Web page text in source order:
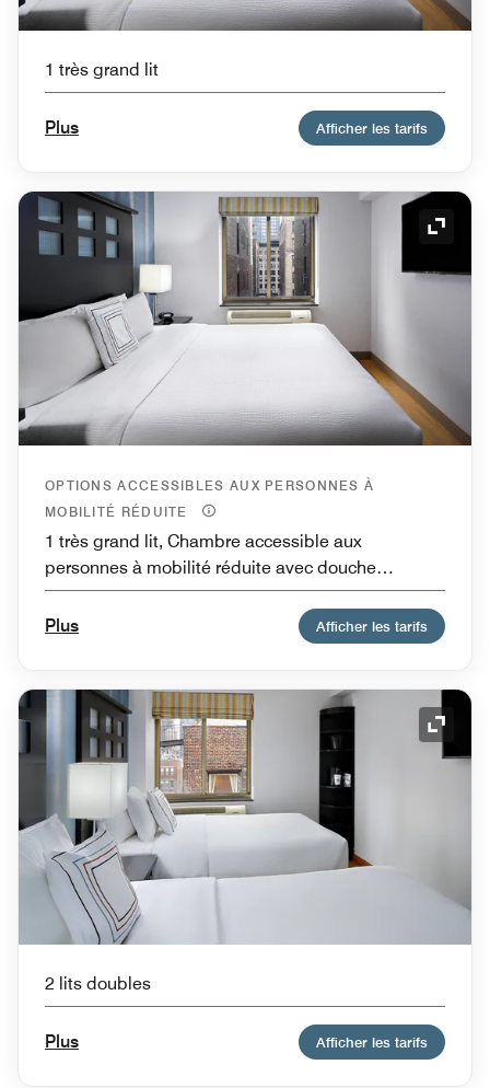
1 très grand lit
Plus Afficher les tarifs
Icône
OPTIONS ACCESSIBLES AUX PERSONNES À
MOBILITÉ RÉDUITE
1 très grand lit, Chambre accessible aux
personnes à mobilité réduite avec douche
accessible en fauteuil roulant, Accessible aux
sourds et malentendants
Plus Afficher les tarifs
Icône
2 lits doubles
Plus Afficher les tarifs